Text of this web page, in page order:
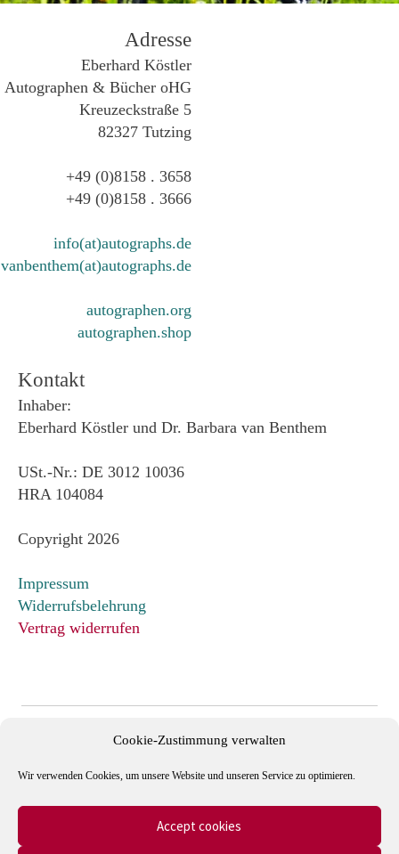
Cookie-Zustimmung verwalten
Wir verwenden Cookies, um unsere Website und unseren Service zu optimieren.
Accept cookies
Adresse
Eberhard Köstler
Autographen & Bücher oHG
Kreuzeckstraße 5
82327 Tutzing
+49 (0)8158 . 3658
+49 (0)8158 . 3666
info(at)autographs.de
vanbenthem(at)autographs.de
autographen.org
autographen.shop
Kontakt
Inhaber:
Eberhard Köstler und Dr. Barbara van Benthem
USt.-Nr.: DE 3012 10036
HRA 104084
Copyright 2026
Impressum
Widerrufsbelehrung
Vertrag widerrufen